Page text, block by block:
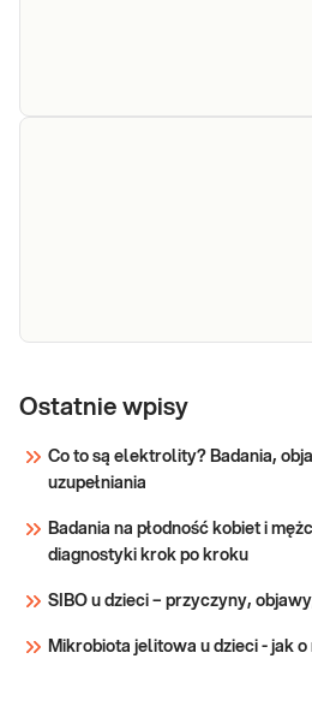
organizacją,
badania
dietą
Uwaga! Jeżeli kupujesz
zrealizuj je w punkcie
sprawdź PUNKTY
Sprawdź
Ostatnie wpisy
Co to są elektrolity? Badania,
uzupełniania
Badania na płodność kobiet i
diagnostyki krok po kroku
SIBO u dzieci – przyczyny,
Mikrobiota jelitowa u dzieci - jak o